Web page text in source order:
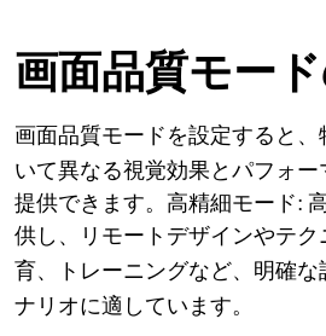
画面品質モー
画面品質モードを設定すると、
いて異なる視覚効果とパフォ
提供できます。高精細モード:
供し、リモートデザインやテク
育、トレーニングなど、明確
ナリオに適しています。